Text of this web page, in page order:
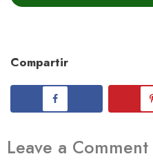
Compartir
Leave a Comment